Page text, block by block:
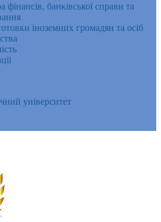
фінансів, банківської справи та
іноземних громадян та осіб
університет